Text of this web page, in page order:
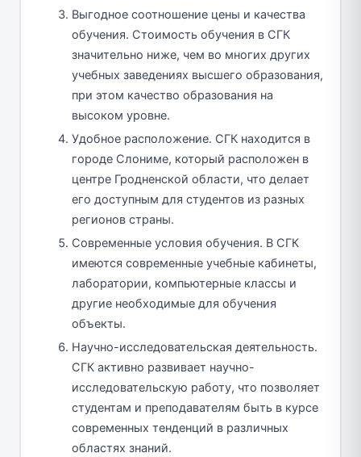
Выгодное соотношение цены и качества
обучения. Стоимость обучения в СГК
значительно ниже, чем во многих других
учебных заведениях высшего образования,
при этом качество образования на
высоком уровне.
Удобное расположение. СГК находится в
городе Слониме, который расположен в
центре Гродненской области, что делает
его доступным для студентов из разных
регионов страны.
Современные условия обучения. В СГК
имеются современные учебные кабинеты,
лаборатории, компьютерные классы и
другие необходимые для обучения
объекты.
Научно-исследовательская деятельность.
СГК активно развивает научно-
исследовательскую работу, что позволяет
студентам и преподавателям быть в курсе
современных тенденций в различных
областях знаний.